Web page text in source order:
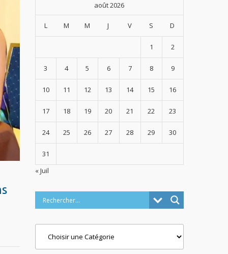
août 2026
L M M J V S D
1 2
3 4 5 6 7 8 9
10 11 12 13 14 15 16
17 18 19 20 21 22 23
24 25 26 27 28 29 30
31
« Juil